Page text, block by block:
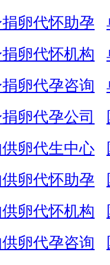
卵代怀助孕
卵代怀机构
卵代孕咨询
卵代孕公司
供卵代生中心
供卵代怀助孕
供卵代怀机构
供卵代孕咨询